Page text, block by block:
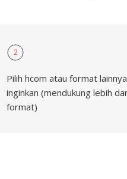
2
Pilih hcom atau format
inginkan (mendukung lebih
format)